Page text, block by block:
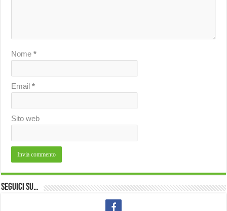
Nome*
Email*
Sito web
Seguici su…